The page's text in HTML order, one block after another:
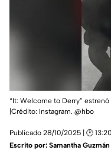
“It: Welcome to Derry”
|Crédito: Instagram. @hbo
Publicado 28/10/2025 | 🕑 13:20
Escrito por: Samantha Guzmán